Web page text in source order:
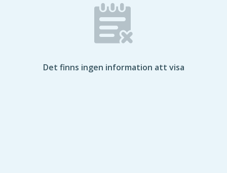
Det finns ingen information att visa